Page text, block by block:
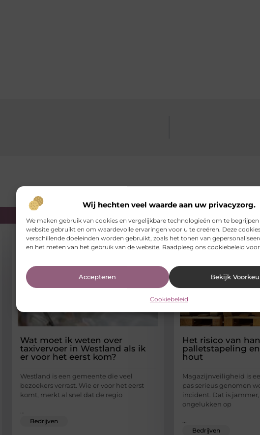
Wij hechten veel waarde aan uw privacyzorg.
We maken gebruik van cookies en vergelijkbare technologieën om te
website gebruikt en om waardevolle ervaringen voor u te creëren. Deze
verschillende doeleinden worden gebruikt, zoals het tonen van
en het meten van het gebruik van de website. Raadpleeg ons cookiebeleid
Accepteren Bekijk
Cookiebeleid
Gerelateerde artikelendie u mogelijk
Wat moet ik weten over
taxivervoer in Westland als ik
er voor het eerst kom?
Westland is een gemeente die veel
bezoekers verrast. Wie er voor het eerst
komt, merkt al snel dat de regio
Bedrijven
Het risico van
palletstapeling
hout
Magazijnveiligheid is
pas serieus genomen
incident. Dat is
ongelukken op
Bedrijven